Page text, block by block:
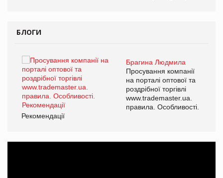
БЛОГИ
Брагина Людмила
Просування компанії
на порталі оптової та
роздрібної торгівлі
www.trademaster.ua.
правила. Особливості.
Рекомендації